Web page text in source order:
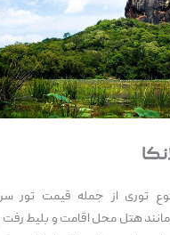
از جمله قیمت تور
هتل محل اقامت و بلیط رفت